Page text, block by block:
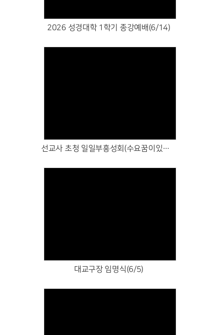
2026 성경대학 1학기 종강예배(6/14)
선교사 초청 일일부흥성회(수요꿈이있는예배)(6/10)
대교구장 임명식(6/5)